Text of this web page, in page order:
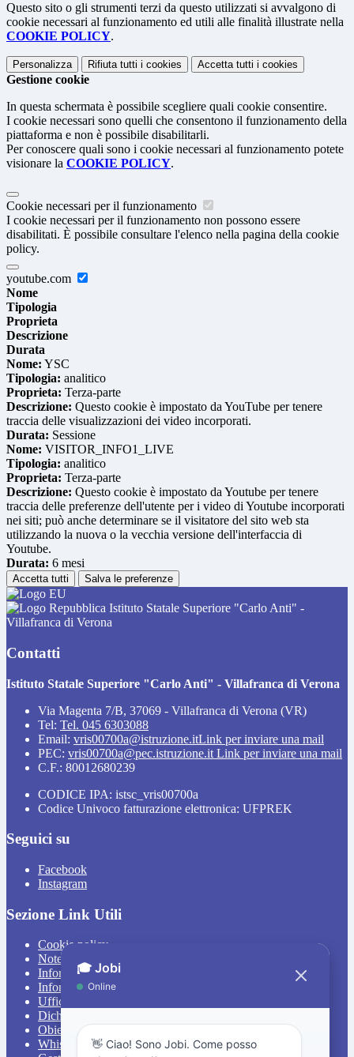
Questo sito o gli strumenti terzi da questo utilizzati si avvalgono di
cookie necessari al funzionamento ed utili alle finalità illustrate nella
COOKIE POLICY.
Personalizza Rifiuta tutti i cookies Accetta tutti i cookies
Gestione cookie
In questa schermata è possibile scegliere quali cookie consentire.
I cookie necessari sono quelli che consentono il funzionamento della
piattaforma e non è possibile disabilitarli.
Per conoscere quali sono i cookie necessari al funzionamento potete
visionare la COOKIE POLICY.
Cookie necessari per il funzionamento
I cookie necessari per il funzionamento non possono essere
disabilitati. È possibile consultare l'elenco nella pagina della cookie
policy.
youtube.com
Nome
Tipologia
Proprieta
Descrizione
Durata
Nome: YSC
Tipologia: analitico
Proprieta: Terza-parte
Descrizione: Questo cookie è impostato da YouTube per tenere
traccia delle visualizzazioni dei video incorporati.
Durata: Sessione
Nome: VISITOR_INFO1_LIVE
Tipologia: analitico
Proprieta: Terza-parte
Descrizione: Questo cookie è impostato da Youtube per tenere
traccia delle preferenze dell'utente per i video di Youtube incorporati
nei siti; può anche determinare se il visitatore del sito web sta
utilizzando la nuova o la vecchia versione dell'interfaccia di
Youtube.
Durata: 6 mesi
Accetta tutti Salva le preferenze
Istituto Statale Superiore "Carlo Anti" -
Villafranca di Verona
Contatti
Istituto Statale Superiore "Carlo Anti" - Villafranca di Verona
Via Magenta 7/B, 37069 - Villafranca di Verona (VR)
Tel: Tel. 045 6303088
Email: vris00700a@istruzione.itLink per inviare una mail
PEC: vris00700a@pec.istruzione.it Link per inviare una mail
C.F.: 80012680239
CODICE IPA: istsc_vris00700a
Codice Univoco fatturazione elettronica: UFPREK
Seguici su
Facebook
Instagram
Sezione Link Utili
Cookie policy
Note legali
Informativa Privacy
Informativa Privacy chatbot Jobi
Ufficio Relazioni con il Pubblico
Dichiarazione di accessibilità
Obiettivi di accessibilità
Whistleblowing